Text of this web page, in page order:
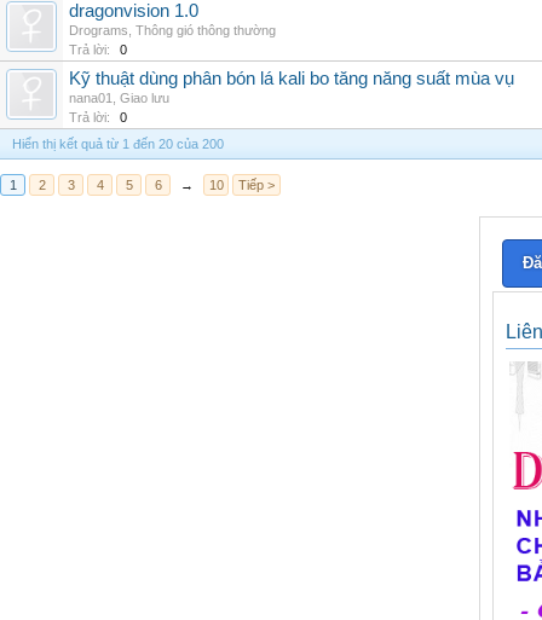
dragonvision 1.0
Drograms Thông gió thông thường
Trả lời:
0
Kỹ thuật dùng phân bón lá kali bo tăng năng suất mùa vụ
nana01
Giao lưu
Trả lời:
0
Hiển thị kết quả từ 1 đến 20 của 200
1 2 3 4 5 6 → 10 Tiếp >